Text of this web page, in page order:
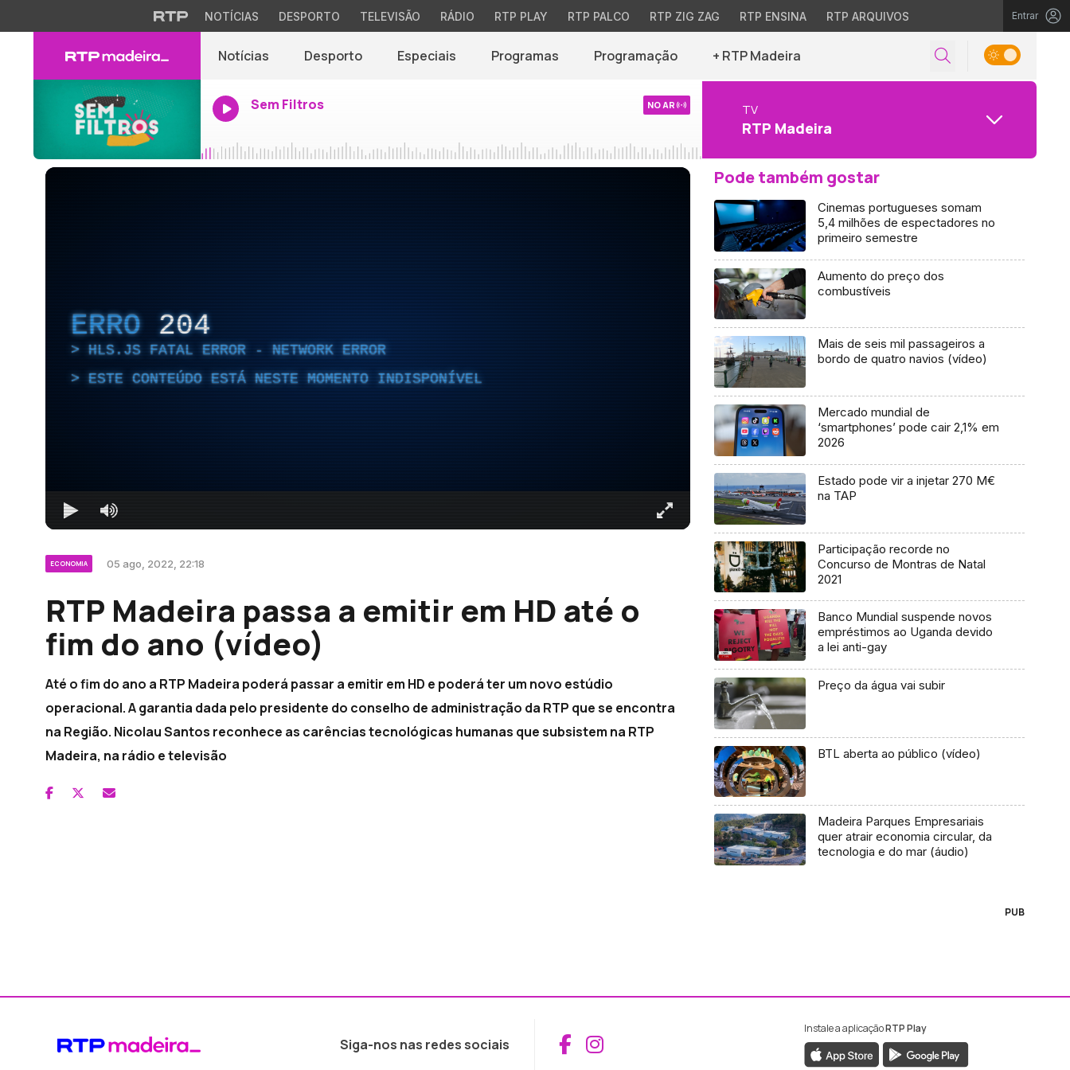
NOTÍCIAS DESPORTO TELEVISÃO RÁDIO RTP PLAY RTP PALCO RTP ZIG ZAG RTP ENSINA RTP ARQUIVOS Entrar
Notícias Desporto Especiais Programas Programação + RTP Madeira
Sem Filtros NO AR TV
RTP Madeira
ERRO 204
HLS.JS FATAL ERROR - NETWORK ERROR
ESTE CONTEÚDO ESTÁ NESTE MOMENTO INDISPONÍVEL
ECONOMIA 05 ago, 2022, 22:18
RTP Madeira passa a emitir em HD até o
fim do ano (vídeo)
Até o fim do ano a RTP Madeira poderá passar a emitir em HD e poderá ter um novo estúdio
operacional. A garantia dada pelo presidente do conselho de administração da RTP que se encontra
na Região. Nicolau Santos reconhece as carências tecnológicas humanas que subsistem na RTP
Madeira, na rádio e televisão
Pode também gostar
Cinemas portugueses somam
5,4 milhões de espectadores no
primeiro semestre
Aumento do preço dos
combustíveis
Mais de seis mil passageiros a
bordo de quatro navios (vídeo)
Mercado mundial de
‘smartphones’ pode cair 2,1% em
2026
Estado pode vir a injetar 270 M€
na TAP
Participação recorde no
Concurso de Montras de Natal
2021
Banco Mundial suspende novos
empréstimos ao Uganda devido
a lei anti-gay
Preço da água vai subir
BTL aberta ao público (vídeo)
Madeira Parques Empresariais
quer atrair economia circular, da
tecnologia e do mar (áudio)
PUB
Siga-nos nas redes sociais Aceder ao Facebook da RTP Madeira
Aceder ao Instagram da RTP Madeira
Instale a aplicaçãoRTP Play